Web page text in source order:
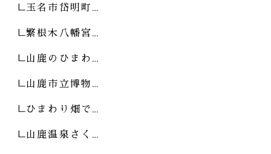
玉名市岱明町…
繁根木八幡宮…
山鹿のひまわ…
山鹿市立博物…
ひまわり畑で…
山鹿温泉さく…